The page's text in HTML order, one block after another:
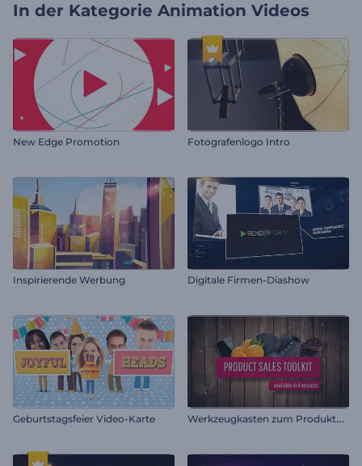
In der Kategorie Animation Videos
New Edge Promotion Fotografenlogo Intro
Inspirierende Werbung Digitale Firmen-Diashow
Geburtstagsfeier Video-Karte W
erkzeugkasten zum Produktverkauf